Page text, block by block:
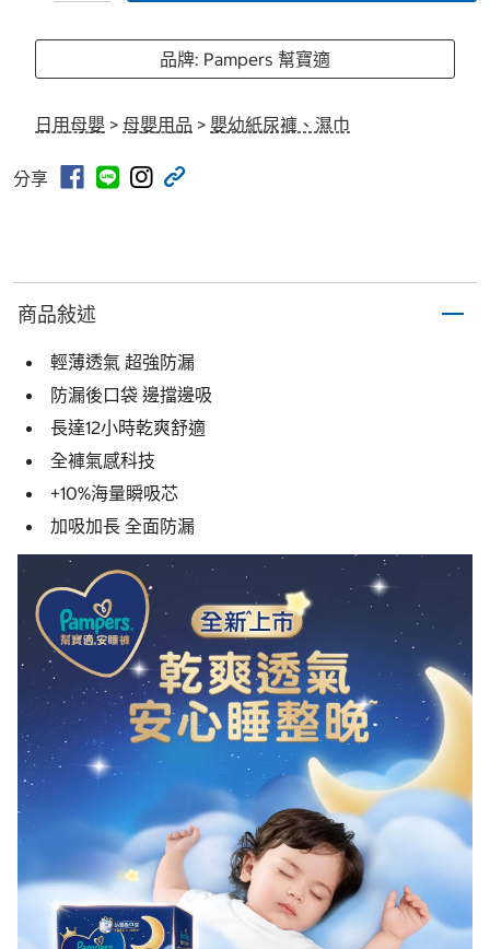
品牌: Pampers 幫寶適
日用母嬰 > 母嬰用品 > 嬰幼紙尿褲、濕巾
分享
商品敍述
輕薄透氣 超強防漏
防漏後口袋 邊擋邊吸
長達12小時乾爽舒適
全褲氣感科技
+10%海量瞬吸芯
加吸加長 全面防漏